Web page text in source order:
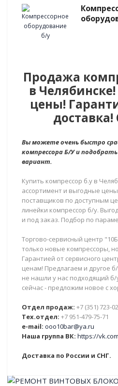
Продажа
в
цены!
доставка!
Вы можете очень быстро
компрессора Б/У и
вариант.
Купить компрессор б.у в
ассортимент и выгодные
поставщиков по доступным
линейки компрессор б/у.
и под заказ. Подбор по
Торгово-сервисный центр
только новые компрессоры,
Гарантией от сервисного
ценам! Предлагаем и другое
не нашли у нас подходящий
сейчас - предложим новое с
Отдел продаж: +7 (351) 723-
Тех.отдел: +7 951-479-75-71
e-mail: ooo10bar@ya.ru
Наша группа ВК: https://
Доставка по России и СНГ.